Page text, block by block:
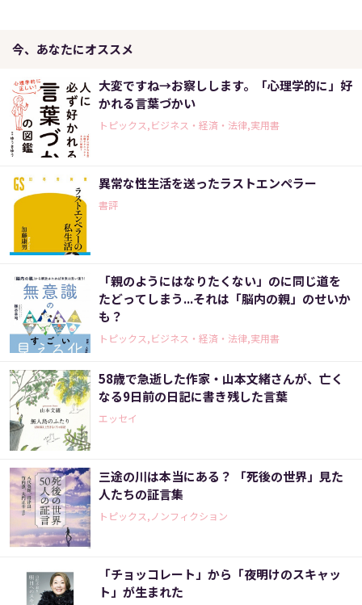
今、あなたにオススメ
大変ですね→お察しします。「心理学的に」好
かれる言葉づかい
トピックス,ビジネス・経済・法律,実用書
異常な性生活を送ったラストエンペラー
書評
「親のようにはなりたくない」のに同じ道を
たどってしまう...それは「脳内の親」のせいか
も？
トピックス,ビジネス・経済・法律,実用書
58歳で急逝した作家・山本文緒さんが、亡く
なる9日前の日記に書き残した言葉
エッセイ
三途の川は本当にある？ 「死後の世界」見た
人たちの証言集
トピックス,ノンフィクション
「チョッコレート」から「夜明けのスキャッ
ト」が生まれた